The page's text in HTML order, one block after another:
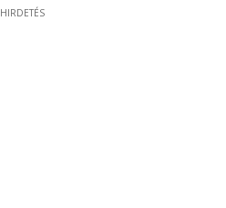
HIRDETÉS